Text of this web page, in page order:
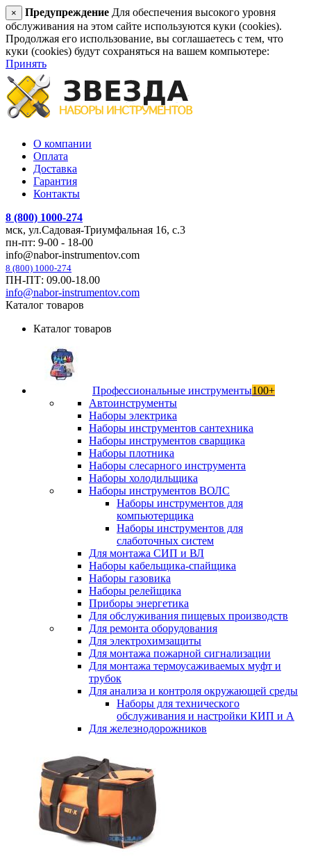
× Предупреждение Для обеспечения высокого уровня
обслуживания на этом сайте используются куки (cookies).
Продолжая его использование, вы соглашаетесь с тем, что
куки (cookies) будут сохраняться на вашем компьютере:
Принять
О компании
Оплата
Доставка
Гарантия
Контакты
8 (800) 1000-274
мск, ул.Садовая-Триумфальная 16, с.3
пн-пт: 9-00 - 18-00
info@nabor-instrumentov.com
8 (800) 1000-274
ПН-ПТ: 09.00-18.00
info@nabor-instrumentov.com
Каталог товаров
Каталог товаров
Профессиональные инструменты100+
Автоинструменты
Наборы электрика
Наборы инструментов сантехника
Наборы инструментов сварщика
Наборы плотника
Наборы слесарного инструмента
Наборы холодильщика
Наборы инструментов ВОЛС
Наборы инструментов для
компьютерщика
Наборы инструментов для
слаботочных систем
Для монтажа СИП и ВЛ
Наборы кабельщика-спайщика
Наборы газовика
Наборы релейщика
Приборы энергетика
Для обслуживания пищевых производств
Для ремонта оборудования
Для электрохимзащиты
Для монтажа пожарной сигнализации
Для монтажа термоусаживаемых муфт и
трубок
Для анализа и контроля окружающей среды
Наборы для технического
обслуживания и настройки КИП и А
Для железнодорожников